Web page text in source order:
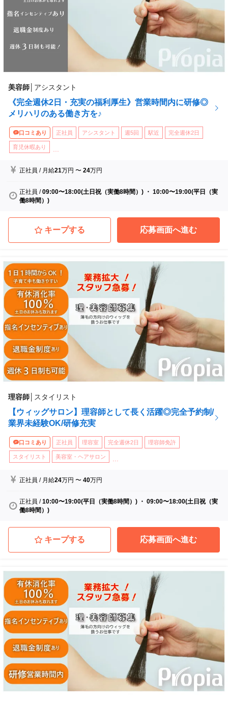
美容師 アシスタント
《完全週休2日・充実の福利厚生》営業時間内に研修◎
メリハリのある働き方を♪
口コミあり 正社員 アシスタント 週5回 駅近 完全週休2日
育児休暇あり
正社員 / 月給21万円 〜24万円
正社員 /09:00〜18:00(土日祝（実働8時間）) ・ 10:00〜19:00(平日（実
働8時間）)
キープする 応募画面へ進む
理容師 スタイリスト
【ウィッグサロン】理容師として長く活躍◎完全予約制/
業界未経験OK/研修充実
口コミあり 正社員 理容室 完全週休2日 理容師免許
スタイリスト 美容室・ヘアサロン
正社員 / 月給24万円 〜40万円
正社員 /10:00〜19:00(平日（実働8時間）) ・ 09:00〜18:00(土日祝（実
働8時間）)
キープする 応募画面へ進む